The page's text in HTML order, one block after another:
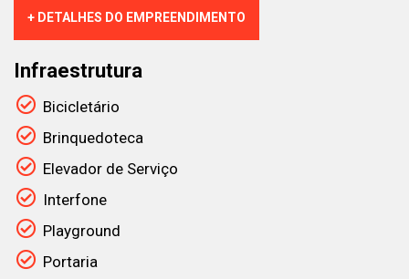
+ DETALHES DO EMPREENDIMENTO
Infraestrutura
Bicicletário
Brinquedoteca
Elevador de Serviço
Interfone
Playground
Portaria